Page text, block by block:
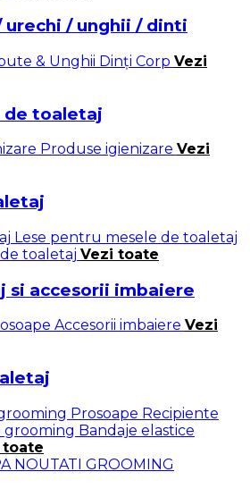
urechi / unghii / dinti
& Unghii Dinți Corp Vezi
de toaletaj
Produse igienizare Vezi
Lese pentru mesele de toaletaj
toaletaj Vezi toate
si accesorii imbaiere
Accesorii imbaiere Vezi
Prosoape Recipiente
Bandaje elastice
toate
NOUTATI GROOMING